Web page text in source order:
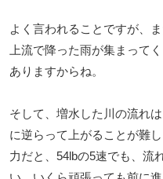
よく言われることですが、
上流で降った雨が集まって
ありますからね。
そして、増水した川の流れ
に逆らって上がることが難
力だと、54lbの5速でも、流